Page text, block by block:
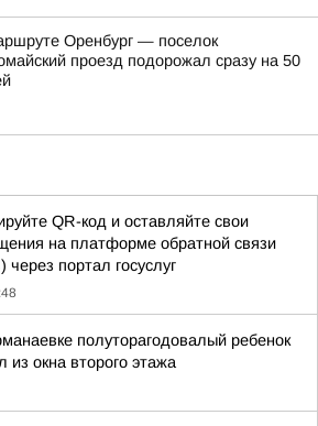
Оренбург — поселок
проезд подорожал сразу на 50
QR-код и оставляйте свои
на платформе обратной связи
портал госуслуг
полуторагодовалый ребенок
из окна второго этажа